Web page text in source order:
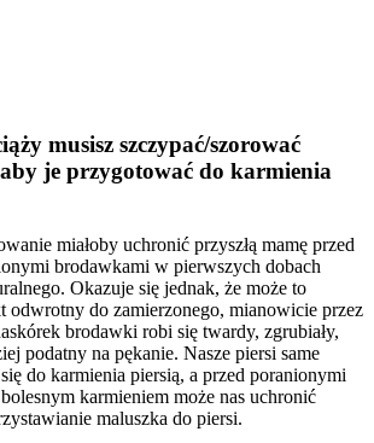
musisz szczypać/szorować
je przygotować do karmienia
miałoby uchronić przyszłą mamę przed
brodawkami w pierwszych dobach
Okazuje się jednak, że może to
odwrotny do zamierzonego, mianowicie przez
brodawki robi się twardy, zgrubiały,
podatny na pękanie. Nasze piersi same
do karmienia piersią, a przed poranionymi
karmieniem może nas uchronić
maluszka do piersi.